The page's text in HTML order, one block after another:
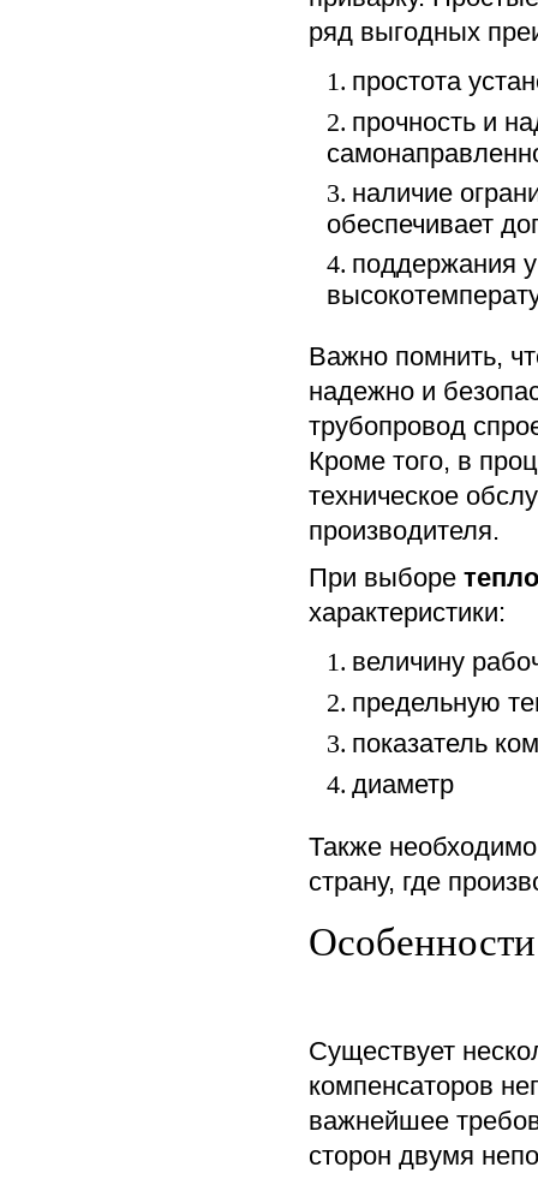
ряд выгодных
1. простота
2. прочность и
3. наличие
обеспечивает
4. поддержания
Важно помнить,
надежно и
трубопровод
Кроме того, в
техническое
производителя.
При выборе
характеристики:
1. величину
2. предельную
3. показатель
4. диаметр
Также
страну, где
Существует
компенсаторов
важнейшее
сторон двумя